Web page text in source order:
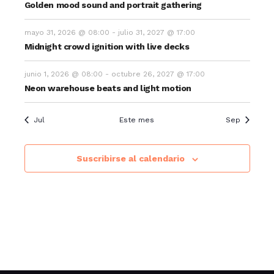
v
s
a
d
e
Golden mood sound and portrait gathering
mayo 31, 2026 @ 08:00 - julio 31, 2027 @ 17:00
Midnight crowd ignition with live decks
junio 1, 2026 @ 08:00 - octubre 26, 2027 @ 17:00
Neon warehouse beats and light motion
Jul Este mes Sep
Suscribirse al calendario